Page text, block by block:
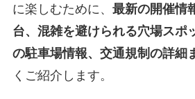
に楽しむために、 最新の開催情
台、混雑を避けられる穴場スポ
の駐車場情報、交通規制の詳細
くご紹介します。